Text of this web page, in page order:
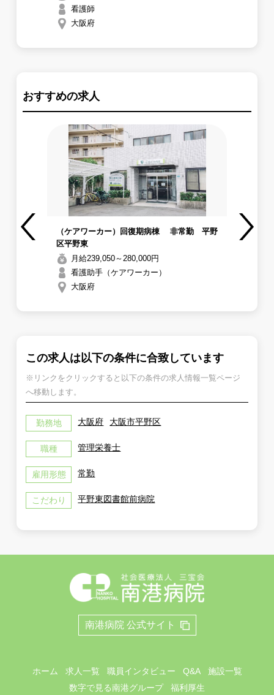
看護師
大阪府
おすすめの求人
Previous
（ケアワーカー）回復期病棟 非常勤 平野
区平野東
月給239,050～280,000円
看護助手（ケアワーカー）
大阪府
この求人は以下の条件に合致しています
※リンクをクリックすると以下の条件の求人情報一覧ページ
へ移動します。
勤務地 大阪府 大阪市平野区
職種 管理栄養士
雇用形態 常勤
こだわり 平野東図書館前病院
南港病院 公式サイト
ホーム 求人一覧 職員インタビュー Q&A
施設一覧
数字で見る南港グループ
福利厚生